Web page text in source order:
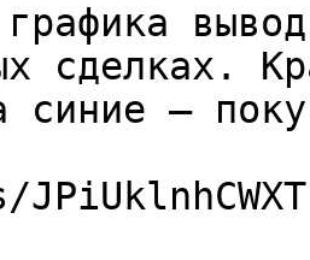
сделках.
синие —